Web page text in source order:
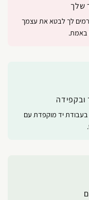
שלך
לך לבטא את עצמך
באמת.
ובקפידה
בעבודת יד מוקפדת עם